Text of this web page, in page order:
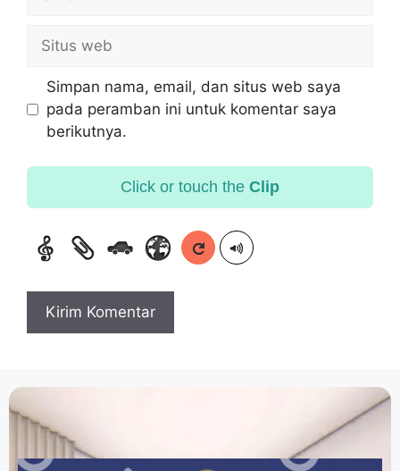
Simpan nama, email, dan situs web saya
pada peramban ini untuk komentar saya
berikutnya.
Click or touch the Clip